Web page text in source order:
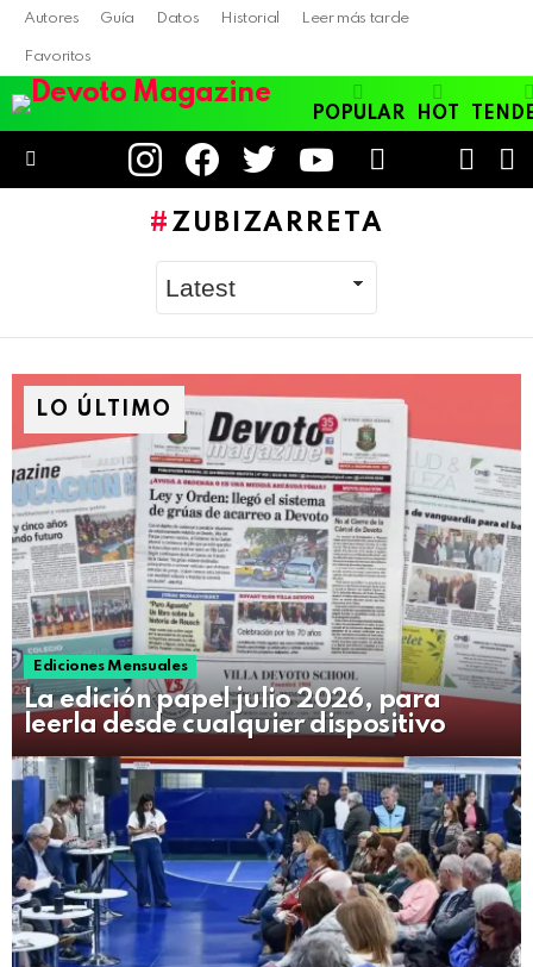
Autores Guía Datos Historial Leer más tarde
Favoritos
POPULAR HOT
instagramfacebooktwitter youtube
SKIN
ZUBIZARRETA
LO ÚLTIMO
Ediciones Mensuales
La edición papel julio 2026, para
leerla desde cualquier dispositivo